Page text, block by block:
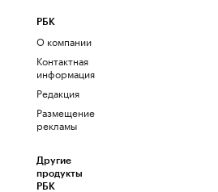
РБК
О компании
Контактная
информация
Редакция
Размещение
рекламы
Другие
продукты
РБК